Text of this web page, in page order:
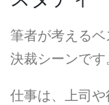
筆者が考える
決裁シーンです
仕事は、上司や